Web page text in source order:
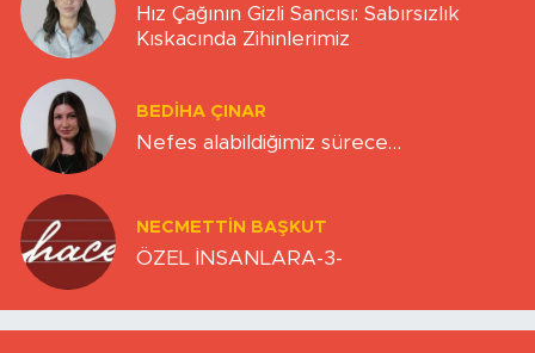
Hız Çağının Gizli Sancısı: Sabırsızlık
Kıskacında Zihinlerimiz
BEDIHA ÇINAR
Nefes alabildiğimiz sürece…
NECMETTIN BAŞKUT
ÖZEL İNSANLARA-3-